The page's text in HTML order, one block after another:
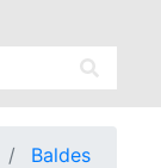
Baldes